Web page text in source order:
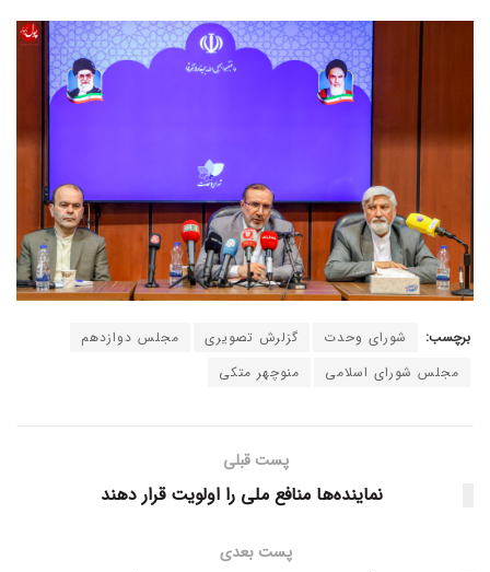
برچسب: شورای وحدت گزلرش تصویری
مجلس دوازدهم
مجلس شورای اسلامی
منوچهر متکی
پست قبلی
نماینده‌ها منافع ملی را اولویت قرار دهند
پست بعدی